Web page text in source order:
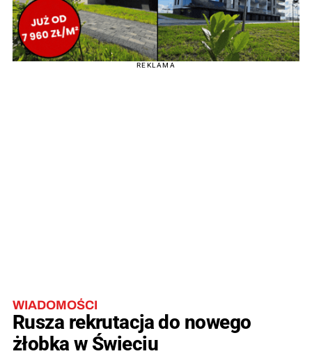
REKLAMA
WIADOMOŚCI
Rusza rekrutacja do nowego
żłobka w Świeciu